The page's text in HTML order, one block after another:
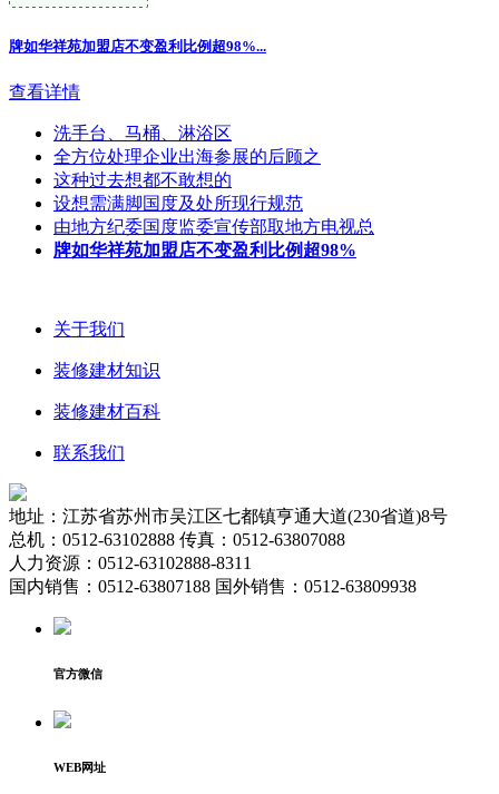
牌如华祥苑加盟店不变盈利比例超98%...
查看详情
洗手台、马桶、淋浴区
全方位处理企业出海参展的后顾之
这种过去想都不敢想的
设想需满脚国度及处所现行规范
由地方纪委国度监委宣传部取地方电视总
牌如华祥苑加盟店不变盈利比例超98%
关于我们
装修建材知识
装修建材百科
联系我们
地址：江苏省苏州市吴江区七都镇亨通大道(230省道)8号
总机：0512-63102888 传真：0512-63807088
人力资源：0512-63102888-8311
国内销售：0512-63807188 国外销售：0512-63809938
官方微信
WEB网址